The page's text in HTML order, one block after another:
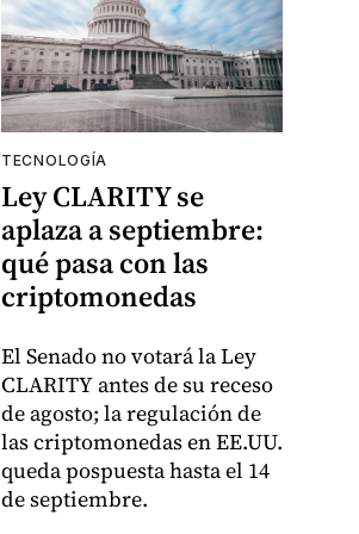
TECNOLOGÍA
Ley CLARITY se
aplaza a septiembre:
qué pasa con las
criptomonedas
El Senado no votará la Ley
CLARITY antes de su receso
de agosto; la regulación de
las criptomonedas en EE.UU.
queda pospuesta hasta el 14
de septiembre.